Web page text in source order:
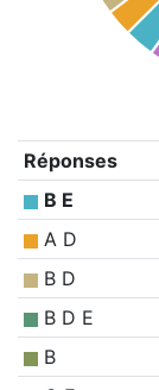
Réponses
B E
A D
B D
B D E
B